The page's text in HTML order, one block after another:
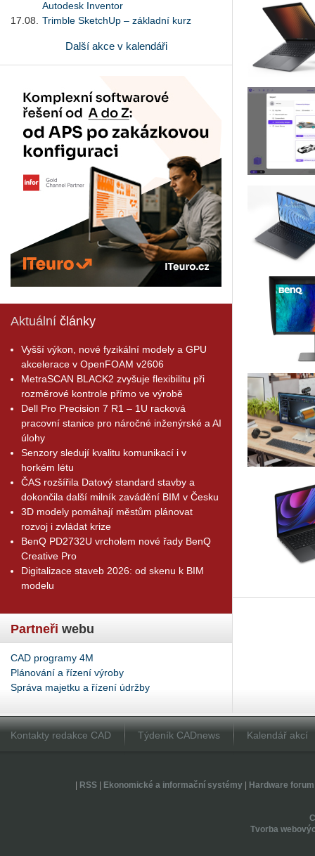
Autodesk Inventor
17.08.
Trimble SketchUp – základní kurz
Další akce v kalendáři
Aktuální články
Vyšší výkon, nové fyzikální modely a GPU
akcelerace v OpenFOAM v2606
MetraSCAN BLACK2 zvyšuje flexibilitu při
rozměrové kontrole přímo ve výrobě
Dell Pro Precision 7 R1 – 1U racková
pracovní stanice pro náročné inženýrské a AI
úlohy
Senzory sledují kvalitu komunikací i v
horkém létu
ČAS rozšířila Datový standard stavby a
dokončila další milník zavádění BIM v Česku
3D modely pomáhají městům plánovat
rozvoj i zvládat krize
BenQ PD2732U vrcholem nové řady BenQ
Creative Pro
Digitalizace staveb 2026: od skenu k BIM
modelu
Partneři webu
CAD programy 4M
Plánování a řízení výroby
Správa majetku a řízení údržby
Kontakty redakce CAD Týdeník CADnews Kalendář akcí
RSS| Ekonomické a informační systémy| Hardware forum
Tvorba